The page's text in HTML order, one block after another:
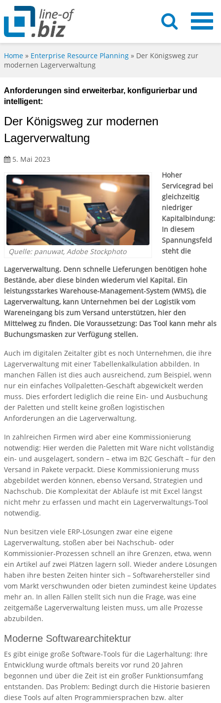
Home » Enterprise Resource Planning » Der Königsweg zur
modernen Lagerverwaltung
Anforderungen sind erweiterbar, konfigurierbar und
intelligent:
Der Königsweg zur modernen
Lagerverwaltung
5. Mai 2023
Quelle: panuwat, Adobe Stockphoto
Hoher
Servicegrad bei
gleichzeitig
niedriger
Kapitalbindung:
In diesem
Spannungsfeld
steht die
Lagerverwaltung. Denn schnelle Lieferungen benötigen hohe
Bestände, aber diese binden wiederum viel Kapital. Ein
leistungsstarkes Warehouse-Management-System (WMS), die
Lagerverwaltung, kann Unternehmen bei der Logistik vom
Wareneingang bis zum Versand unterstützen, hier den
Mittelweg zu finden. Die Voraussetzung: Das Tool kann mehr als
Buchungsmasken zur Verfügung stellen.
Auch im digitalen Zeitalter gibt es noch Unternehmen, die ihre
Lagerverwaltung mit einer Tabellenkalkulation abbilden. In
manchen Fällen ist dies auch ausreichend, zum Beispiel, wenn
nur ein einfaches Vollpaletten-Geschäft abgewickelt werden
muss. Dies erfordert lediglich die reine Ein- und Ausbuchung
der Paletten und stellt keine großen logistischen
Anforderungen an die Lagerverwaltung.
In zahlreichen Firmen wird aber eine Kommissionierung
notwendig: Hier werden die Paletten mit Ware nicht vollständig
ein- und ausgelagert, sondern – etwa im B2C Geschäft – für den
Versand in Pakete verpackt. Diese Kommissionierung muss
abgebildet werden können, ebenso Versand, Strategien und
Nachschub. Die Komplexität der Abläufe ist mit Excel längst
nicht mehr zu erfassen und macht ein Lagerverwaltungs-Tool
notwendig.
Nun besitzen viele ERP-Lösungen zwar eine eigene
Lagerverwaltung, stoßen aber bei Nachschub- oder
Kommissionier-Prozessen schnell an ihre Grenzen, etwa, wenn
ein Artikel auf zwei Plätzen lagern soll. Wieder andere Lösungen
haben ihre besten Zeiten hinter sich – Softwarehersteller sind
vom Markt verschwunden oder bieten zumindest keine Updates
mehr an. In allen Fällen stellt sich nun die Frage, was eine
zeitgemäße Lagerverwaltung leisten muss, um alle Prozesse
abzubilden.
Moderne Softwarearchitektur
Es gibt einige große Software-Tools für die Lagerhaltung: Ihre
Entwicklung wurde oftmals bereits vor rund 20 Jahren
begonnen und über die Zeit ist ein großer Funktionsumfang
entstanden. Das Problem: Bedingt durch die Historie basieren
diese Tools auf alten Programmiersprachen bzw. alter